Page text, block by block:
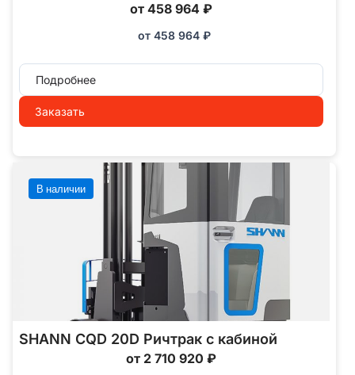
от 458 964 ₽
от 458 964 ₽
Подробнее
Заказать
В наличии
SHANN CQD 20D Ричтрак с кабиной
от 2 710 920 ₽